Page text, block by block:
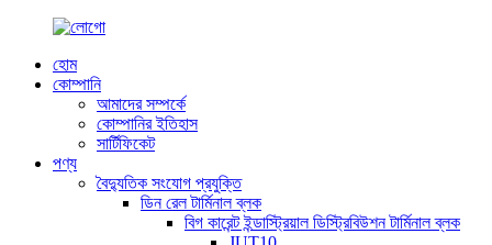
হোম
কোম্পানি
আমাদের সম্পর্কে
কোম্পানির ইতিহাস
সার্টিফিকেট
পণ্য
বৈদ্যুতিক সংযোগ প্রযুক্তি
ডিন রেল টার্মিনাল ব্লক
বিগ কারেন্ট ইন্ডাস্ট্রিয়াল ডিস্ট্রিবিউশন টার্মিনাল ব্লক